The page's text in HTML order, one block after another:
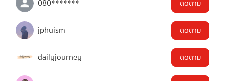
080******* ติดตาม
jphuism ติดตาม
dailyjourney ติดตาม